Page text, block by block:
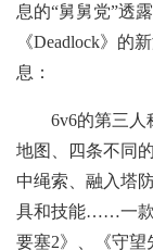
息的“舅舅党”透
《Deadlock》的
息：
6v6的第三人
地图、四条不同
中绳索、融入塔
具和技能……一款
要塞2》、《守望